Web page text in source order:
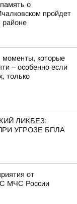
о
пройдет
районе
моменты, которые
– особенно если
только
ЛИКБЕЗ:
УГРОЗЕ БПЛА
от
МЧС России